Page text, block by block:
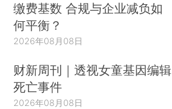
缴费基数 合规与企业减负如
何平衡？
2026年08月08日
财新周刊｜透视女童基因编辑
死亡事件
2026年08月08日